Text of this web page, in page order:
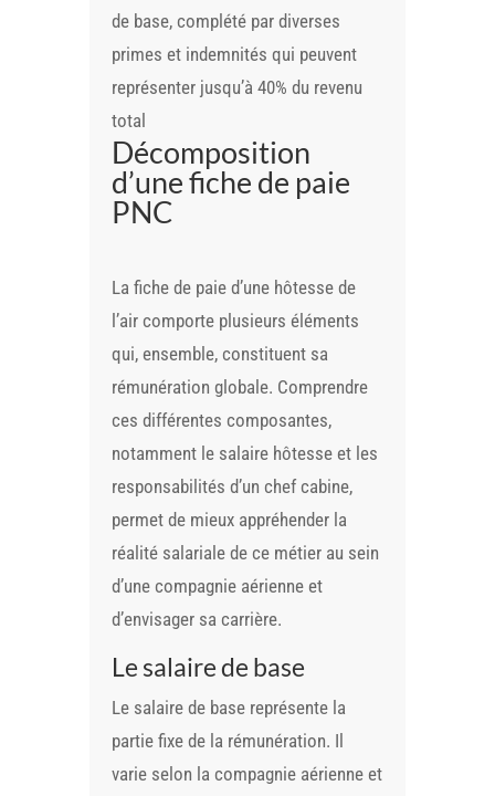
de base, complété par diverses
primes et indemnités qui peuvent
représenter jusqu’à 40% du revenu
total
Décomposition
d’une fiche de paie
PNC
La fiche de paie d’une hôtesse de
l’air comporte plusieurs éléments
qui, ensemble, constituent sa
rémunération globale. Comprendre
ces différentes composantes,
notamment le salaire hôtesse et les
responsabilités d’un chef cabine,
permet de mieux appréhender la
réalité salariale de ce métier au sein
d’une compagnie aérienne et
d’envisager sa carrière.
Le salaire de base
Le salaire de base représente la
partie fixe de la rémunération. Il
varie selon la compagnie aérienne et